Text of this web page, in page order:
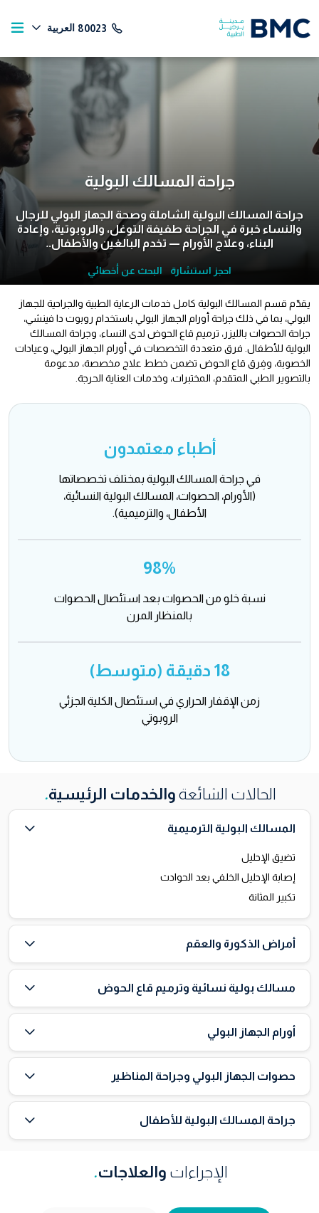
80023 العربية
جراحة المسالك البولية
جراحة المسالك البولية الشاملة وصحة الجهاز البولي للرجال
والنساء خبرة في الجراحة طفيفة التوغل، والروبوتية، وإعادة
البناء، وعلاج الأورام — تخدم البالغين والأطفال..
احجز استشارة البحث عن أخصائي
يقدّم قسم المسالك البولية كامل خدمات الرعاية الطبية والجراحية للجهاز
البولي، بما في ذلك جراحة أورام الجهاز البولي باستخدام روبوت دا فينشي،
جراحة الحصوات بالليزر، ترميم قاع الحوض لدى النساء، وجراحة المسالك
البولية للأطفال. فرق متعددة التخصصات في أورام الجهاز البولي، وعيادات
الخصوبة، وفِرق قاع الحوض تضمن خطط علاج مخصصة، مدعومة
بالتصوير الطبي المتقدم، المختبرات، وخدمات العناية الحرجة.
أطباء معتمدون
في جراحة المسالك البولية بمختلف تخصصاتها
(الأورام، الحصوات، المسالك البولية النسائية،
الأطفال، والترميمية).
98%
نسبة خلو من الحصوات بعد استئصال الحصوات
بالمنظار المرن
18 دقيقة (متوسط)
زمن الإقفار الحراري في استئصال الكلية الجزئي
الروبوتي
الحالات الشائعة والخدمات الرئيسية.
المسالك البولية الترميمية
تضيق الإحليل
إصابة الإحليل الخلفي بعد الحوادث
تكبير المثانة
أمراض الذكورة والعقم
مسالك بولية نسائية وترميم قاع الحوض
أورام الجهاز البولي
حصوات الجهاز البولي وجراحة المناظير
جراحة المسالك البولية للأطفال
الإجراءات والعلاجات.